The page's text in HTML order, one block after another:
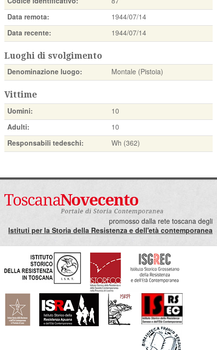
Data remota:
1944/07/14
Data recente:
1944/07/14
Luoghi di svolgimento
Denominazione luogo: Montale (Pistoia)
Vittime
Uomini:
10
Adulti:
10
Responsabili tedeschi:
Wh (362)
promosso dalla rete toscana degli
Istituti per la Storia della Resistenza e dell'età contemporanea